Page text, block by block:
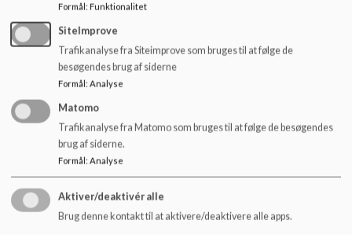
Seksualpolitik
Retningslinjer for klasseskift og teamskift
Skole hjem samarbejdet
Formål: Funktionalitet
SiteImprove
Trafikanalyse fra Siteimprove som bruges til at følge de
besøgendes brug af siderne
Formål: Analyse
Matomo
Trafikanalyse fra Matomo som bruges til at følge de besøgendes
brug af siderne.
Formål: Analyse
Aktiver/deaktivér alle
Brug denne kontakt til at aktivere/deaktivere alle apps.